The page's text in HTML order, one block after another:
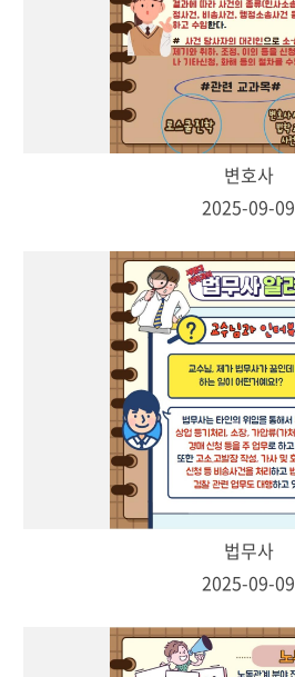
변호사
2025-09-09
법무사
2025-09-09